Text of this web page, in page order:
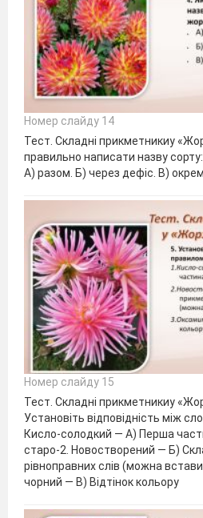
Номер слайду 14
Тест. Складні прикметникиу
правильно написати назву
А) разом. Б) через дефіс. В)
Номер слайду 15
Тест. Складні прикметникиу
Установіть відповідність між
Кисло-солодкий — А) Перша
старо-2. Новостворений — Б)
рівноправних слів (можна
чорний — В) Відтінок кольору